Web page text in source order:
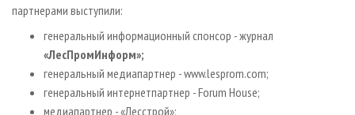
партнерами выступили:
генеральный информационный спонсор - журнал
«ЛесПромИнформ»;
генеральный медиапартнер - www.lesprom.com;
генеральный интернет­партнер - Forum House;
медиапартнер - «Лесстрой»;